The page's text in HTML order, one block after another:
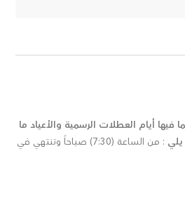
فيها أيام العطلات الرسمية والأعياد ما
: من الساعة (7:30) صباحاً وتنتهي في